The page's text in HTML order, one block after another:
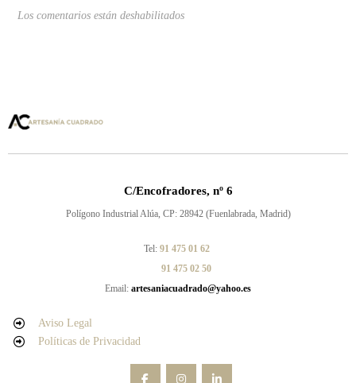
Los comentarios están deshabilitados
C/Encofradores, nº 6
Polígono Industrial Alúa, CP: 28942 (Fuenlabrada, Madrid)
Tel: 91 475 01 62
91 475 02 50
Email: artesaniacuadrado@yahoo.es
Aviso Legal
Políticas de Privacidad